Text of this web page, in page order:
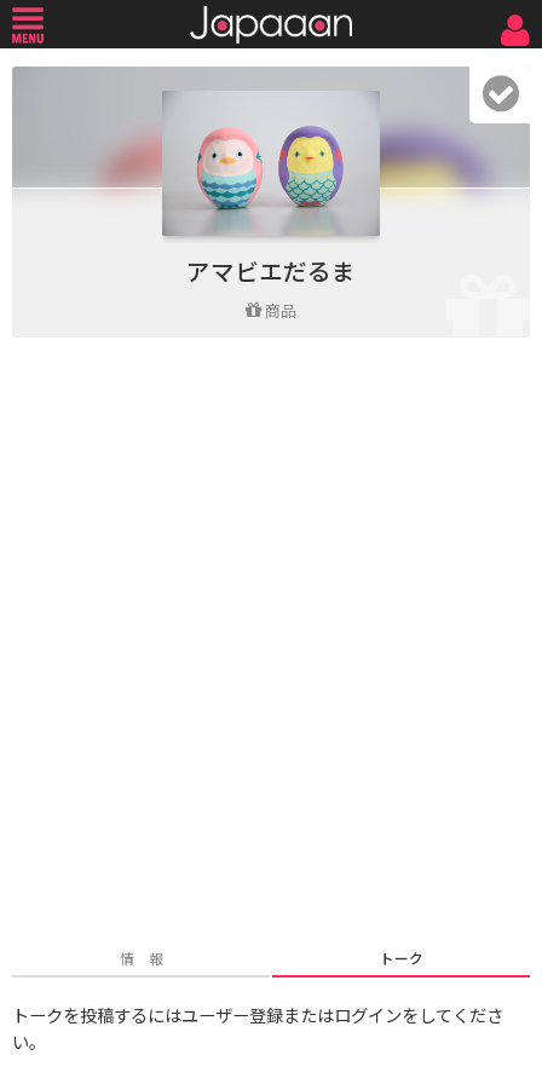
アマビエだるま
商品
情 報 トーク
トークを投稿するにはユーザー登録またはログインをしてくださ
い。